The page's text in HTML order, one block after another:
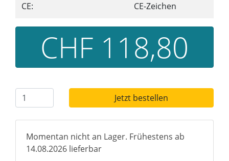
CE: CE-Zeichen
CHF 118,80
Jetzt bestellen
Momentan nicht an Lager. Frühestens ab
14.08.2026 lieferbar